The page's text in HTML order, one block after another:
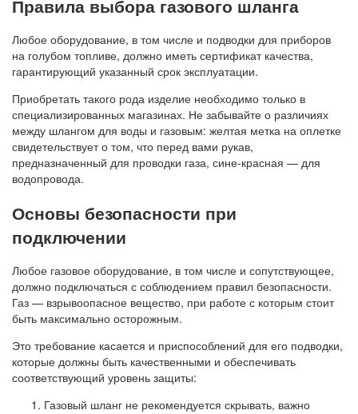
Правила выбора газового шланга
Любое оборудование, в том числе и подводки для приборов
на голубом топливе, должно иметь сертификат качества,
гарантирующий указанный срок эксплуатации.
Приобретать такого рода изделие необходимо только в
специализированных магазинах. Не забывайте о различиях
между шлангом для воды и газовым: желтая метка на оплетке
свидетельствует о том, что перед вами рукав,
предназначенный для проводки газа, сине-красная — для
водопровода.
Основы безопасности при
подключении
Любое газовое оборудование, в том числе и сопутствующее,
должно подключаться с соблюдением правил безопасности.
Газ — взрывоопасное вещество, при работе с которым стоит
быть максимально осторожным.
Это требование касается и приспособлений для его подводки,
которые должны быть качественными и обеспечивать
соответствующий уровень защиты:
Газовый шланг не рекомендуется скрывать, важно